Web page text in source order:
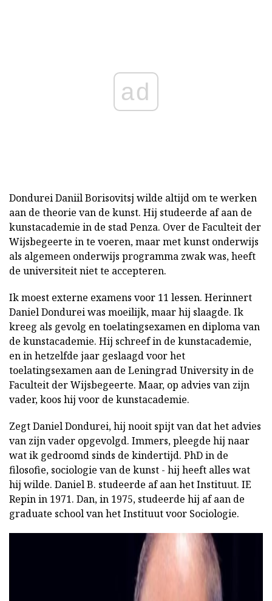
ad
Dondurei Daniil Borisovitsj wilde altijd om te werken
aan de theorie van de kunst. Hij studeerde af aan de
kunstacademie in de stad Penza. Over de Faculteit der
Wijsbegeerte in te voeren, maar met kunst onderwijs
als algemeen onderwijs programma zwak was, heeft
de universiteit niet te accepteren.
Ik moest externe examens voor 11 lessen. Herinnert
Daniel Dondurei was moeilijk, maar hij slaagde. Ik
kreeg als gevolg en toelatingsexamen en diploma van
de kunstacademie. Hij schreef in de kunstacademie,
en in hetzelfde jaar geslaagd voor het
toelatingsexamen aan de Leningrad University in de
Faculteit der Wijsbegeerte. Maar, op advies van zijn
vader, koos hij voor de kunstacademie.
Zegt Daniel Dondurei, hij nooit spijt van dat het advies
van zijn vader opgevolgd. Immers, pleegde hij naar
wat ik gedroomd sinds de kindertijd. PhD in de
filosofie, sociologie van de kunst - hij heeft alles wat
hij wilde. Daniel B. studeerde af aan het Instituut. IE
Repin in 1971. Dan, in 1975, studeerde hij af aan de
graduate school van het Instituut voor Sociologie.